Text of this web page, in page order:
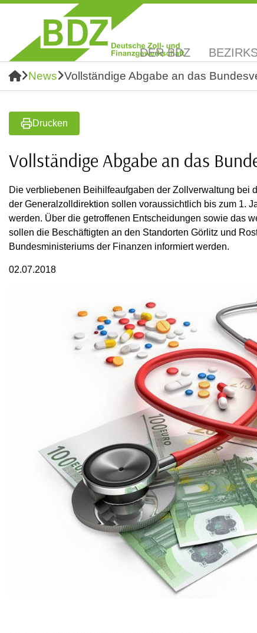
DER BDZ
News Vollständige Abgabe an das
Drucken
Vollständige Abgabe an das
Die verbliebenen Beihilfeaufgaben der Zollverwaltung bei
der Generalzolldirektion sollen voraussichtlich bis zum 1.
werden. Über die getroffenen Entscheidungen sowie das
sollen die Beschäftigten an den Standorten Görlitz und
Bundesministeriums der Finanzen informiert werden.
02.07.2018